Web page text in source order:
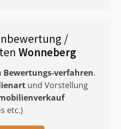
/
Wonneberg
Bewertungs-verfahren.
und Vorstellung
etc.)